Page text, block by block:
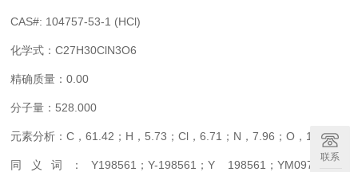
CAS#: 104757-53-1 (HCl)
化学式：C27H30ClN3O6
精确质量：0.00
分子量： 528.000
元素分析：C ，61.42 ； H ， 5.73 ；Cl ，6.71 ； N ，7.96 ；O ， 18.18
同义词：Y198561 ；Y-198561 ；Y 198561 ； YM09730-5 ；
联系